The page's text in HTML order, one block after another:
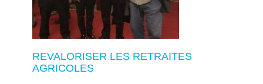
REVALORISER LES RETRAITES
AGRICOLES